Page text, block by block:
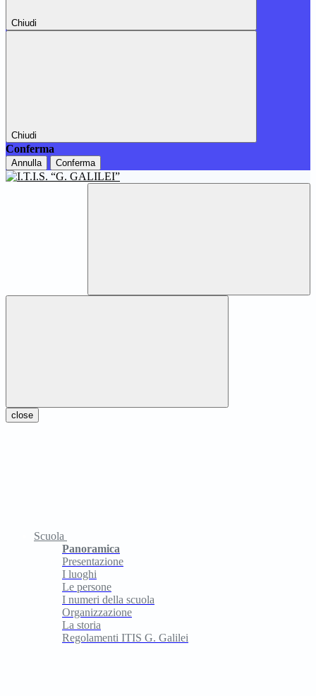
Chiudi
Chiudi
Conferma
Annulla Conferma
close
Scuola
Panoramica
Presentazione
I luoghi
Le persone
I numeri della scuola
Organizzazione
La storia
Regolamenti ITIS G. Galilei